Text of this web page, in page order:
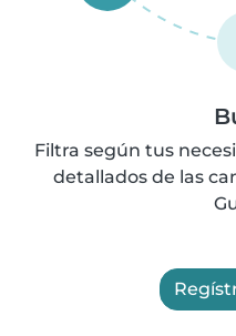
Filtra según tus
detallados de las